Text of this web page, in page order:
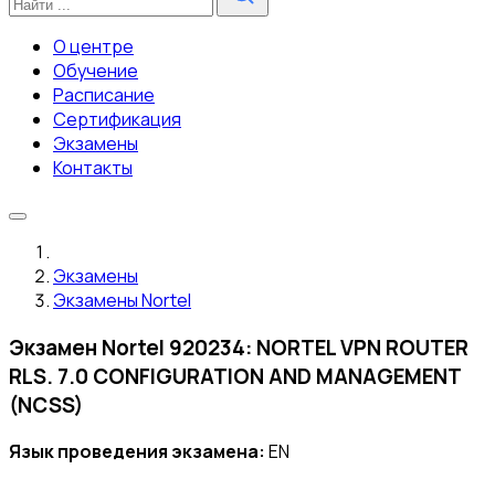
О центре
Обучение
Расписание
Сертификация
Экзамены
Контакты
Экзамены
Экзамены Nortel
Экзамен Nortel 920234: NORTEL VPN ROUTER
RLS. 7.0 CONFIGURATION AND MANAGEMENT
(NCSS)
Язык проведения экзамена: EN